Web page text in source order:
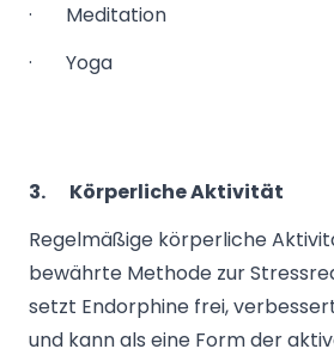
· Meditation
· Yoga
3.
Körperliche Aktivität
Regelmäßige körperliche
bewährte Methode zur
setzt Endorphine frei,
und kann als eine Form der